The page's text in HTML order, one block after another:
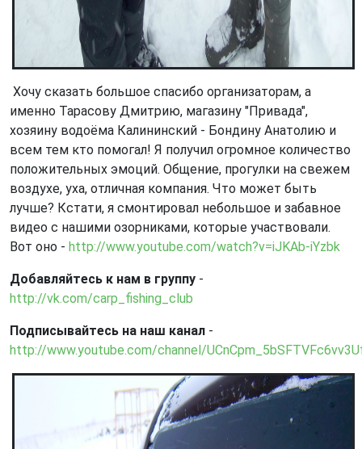
Хочу сказать большое спасибо организаторам, а
именно Тарасову Дмитрию, магазину "Привада",
хозяину водоёма Калининский - Бондину Анатолию и
всем тем кто помогал! Я получил огромное количество
положительных эмоций. Общение, прогулки на свежем
воздухе, уха, отличная компания. Что может быть
лучше? Кстати, я смонтировал небольшое и забавное
видео с нашими озорниками, которые участвовали.
Вот оно - http://www.youtube.com/watch?v=iJKAb-iYzbk
Добавляйтесь к нам в группу -
http://vk.com/carp_fishing_club
Подписывайтесь на наш канал -
http://www.youtube.com/channel/